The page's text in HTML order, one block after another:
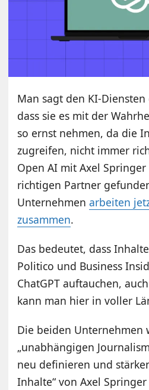
Man sagt den KI-
dass sie es mit der
so ernst nehmen, da die
zugreifen, nicht immer
Open AI mit Axel
richtigen Partner
Unternehmenarbeiten
zusammen.
Das bedeutet, dass
Politico und Business
ChatGPT auftauchen,
kann man hier in voller
Die beiden Unternehmen
„unabhängigen
neu definieren und
Inhalte“ von Axel